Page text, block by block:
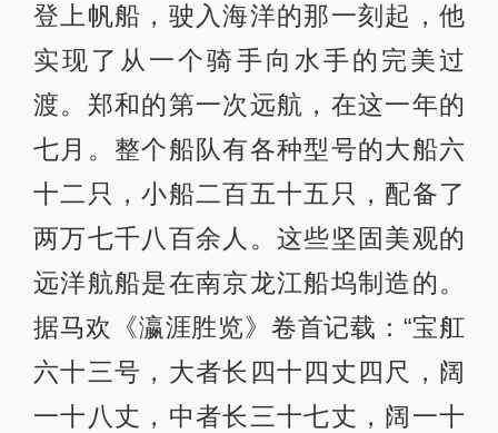
登上帆船，驶入海洋的那一刻起，他
实现了从一个骑手向水手的完美过
渡。郑和的第一次远航，在这一年的
七月。整个船队有各种型号的大船六
十二只，小船二百五十五只，配备了
两万七千八百余人。这些坚固美观的
远洋航船是在南京龙江船坞制造的。
据马欢《瀛涯胜览》卷首记载：“宝舡
六十三号，大者长四十四丈四尺，阔
一十八丈，中者长三十七丈，阔一十